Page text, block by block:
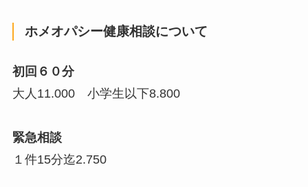
ホメオパシー健康相談について
初回６０分
大人11.000 小学生以下8.800
緊急相談
１件15分迄2.750